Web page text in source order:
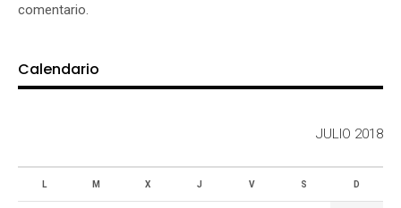
comentario.
Calendario
JULIO 2018
L M X J V S D